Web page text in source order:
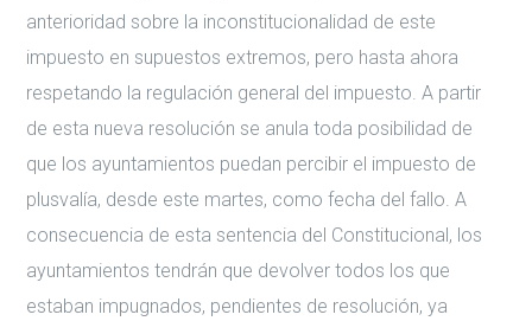
anterioridad sobre la inconstitucionalidad de este
impuesto en supuestos extremos, pero hasta ahora
respetando la regulación general del impuesto. A partir
de esta nueva resolución se anula toda posibilidad de
que los ayuntamientos puedan percibir el impuesto de
plusvalía, desde este martes, como fecha del fallo. A
consecuencia de esta sentencia del Constitucional, los
ayuntamientos tendrán que devolver todos los que
estaban impugnados, pendientes de resolución, ya